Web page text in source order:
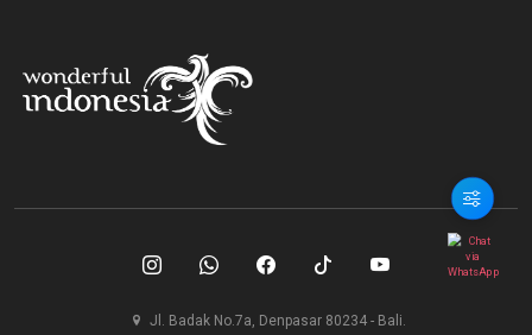
Jl. Badak No.7a, Denpasar 80234 - Bali.